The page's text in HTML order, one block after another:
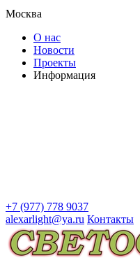
Москва
О нас
Новости
Проекты
Информация
+7 (977) 778 9037
alexarlight@ya.ru Контакты